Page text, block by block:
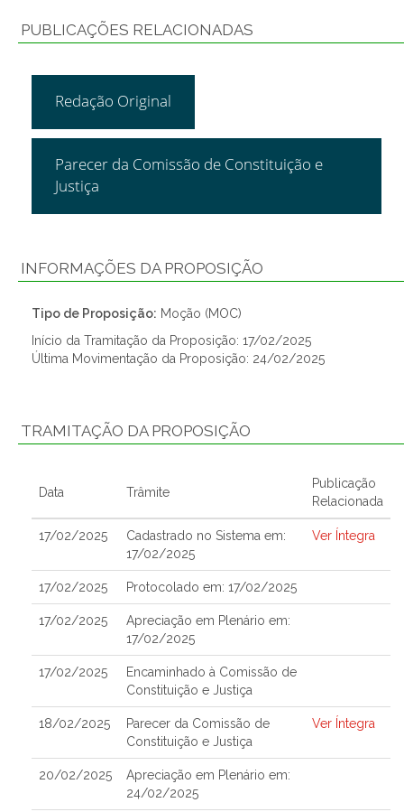
PUBLICAÇÕES RELACIONADAS
Redação Original
Parecer da Comissão de Constituição e
Justiça
INFORMAÇÕES DA PROPOSIÇÃO
Tipo de Proposição: Moção (MOC)
Início da Tramitação da Proposição: 17/02/2025
Última Movimentação da Proposição: 24/02/2025
TRAMITAÇÃO DA PROPOSIÇÃO
Data Trâmite
Publicação
Relacionada
17/02/2025
Cadastrado no Sistema em:
17/02/2025
Ver Íntegra
17/02/2025 Protocolado em: 17/02/2025
17/02/2025
Apreciação em Plenário em:
17/02/2025
17/02/2025
Encaminhado à Comissão de
Constituição e Justiça
18/02/2025
Parecer da Comissão de
Constituição e Justiça
Ver Íntegra
20/02/2025
Apreciação em Plenário em:
24/02/2025